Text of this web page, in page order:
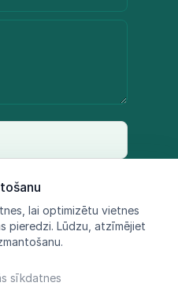
lai optimizētu vietnes
pieredzi. Lūdzu, atzīmējiet
sīkdatnes